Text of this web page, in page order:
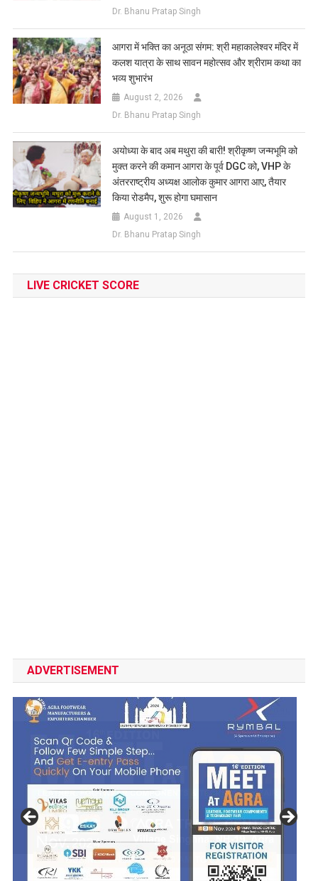
Dr. Bhanu Pratap Singh
आगरा में भक्ति का अनूठा संगम: श्री महाकालेश्वर मंदिर में
कलश यात्रा के साथ सावन महोत्सव और श्रीराम कथा का
भव्य शुभारंभ
August 2, 2026
Dr. Bhanu Pratap Singh
अयोध्या के बाद अब मथुरा की बारी! श्रीकृष्ण जन्मभूमि को
मुक्त करने की कमान आगरा के पूर्व DGC को, VHP के
अंतरराष्ट्रीय अध्यक्ष आलोक कुमार आगरा आए, तैयार
किया रोडमैप, शुरू होगा घमासान
August 1, 2026
Dr. Bhanu Pratap Singh
LIVE CRICKET SCORE
ADVERTISEMENT